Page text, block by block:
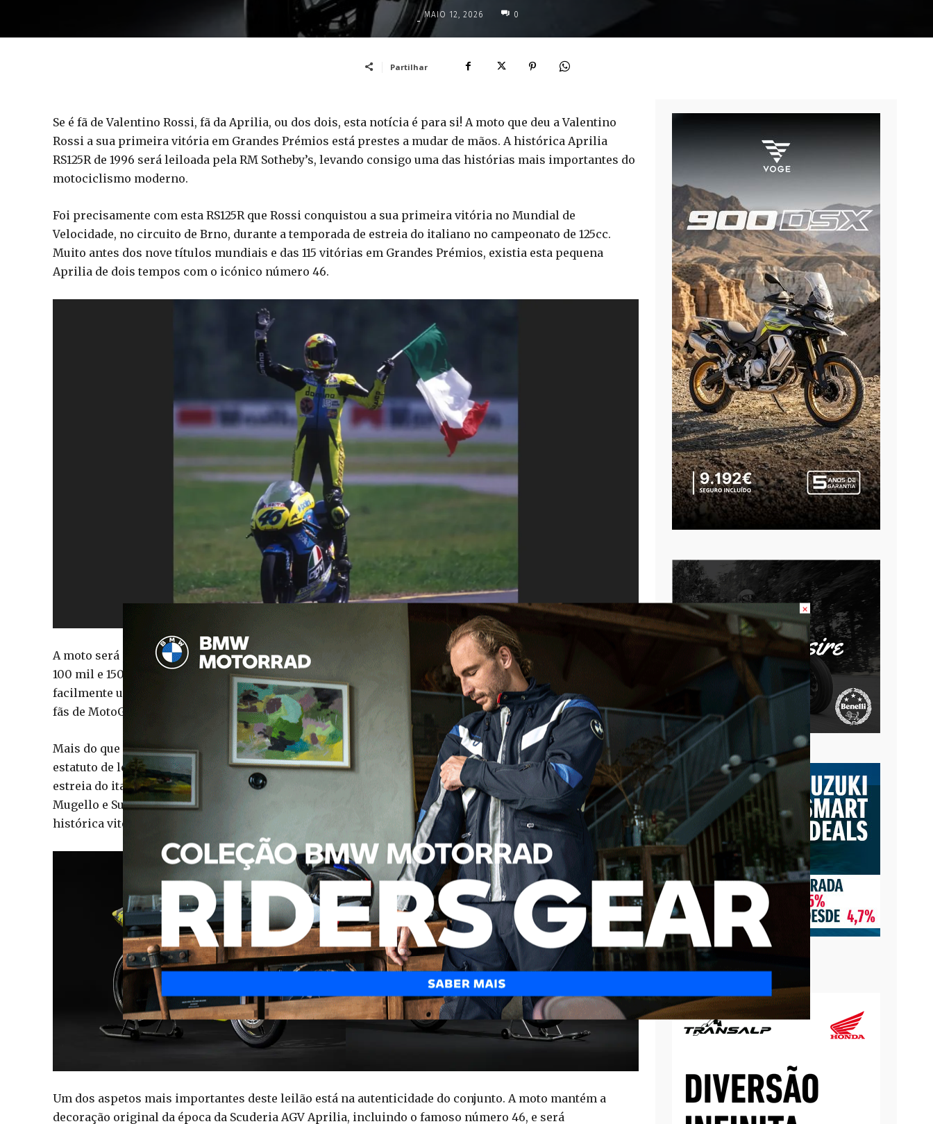
- MAIO 12, 2026 0
Partilhar
Se é fã de Valentino Rossi, fã da Aprilia, ou dos dois, esta notícia é para si! A moto que deu a Valentino
Rossi a sua primeira vitória em Grandes Prémios está prestes a mudar de mãos. A histórica Aprilia
RS125R de 1996 será leiloada pela RM Sotheby’s, levando consigo uma das histórias mais importantes do
motociclismo moderno.
Foi precisamente com esta RS125R que Rossi conquistou a sua primeira vitória no Mundial de
Velocidade, no circuito de Brno, durante a temporada de estreia do italiano no campeonato de 125cc.
Muito antes dos nove títulos mundiais e das 115 vitórias em Grandes Prémios, existia esta pequena
Aprilia de dois tempos com o icónico número 46.
A moto será colocada à venda através da plataforma RM Sotheby’s Sealed, com um valor estimado entre
100 mil e 150 mil euros. No entanto, tratando-se de um leilão sem reserva mínima, o valor final poderá
facilmente ultrapassar essas previsões, sobretudo tendo em conta o peso histórico da máquina para os
fãs de MotoGP.
Mais do que uma simples moto de competição, esta RS125R representa o início da ascensão de Rossi ao
estatuto de lenda absoluta do motociclismo. A temporada de 1996 começou com um sexto lugar na
estreia do italiano no Mundial, seguindo-se várias classificações pontuáveis em pistas como Jerez,
Mugello e Suzuka. Pouco depois surgiu o primeiro pódio, com um terceiro lugar na Áustria, antes da
histórica vitória em Brno que acabaria por mudar a carreira do jovem piloto da Aprilia.
Um dos aspetos mais importantes deste leilão está na autenticidade do conjunto. A moto mantém a
decoração original da época da Scuderia AGV Aprilia, incluindo o famoso número 46, e será
×